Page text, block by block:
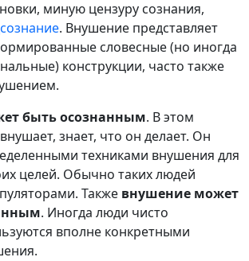
миную цензуру сознания,
. Внушение представляет
словесные (но иногда
конструкции, часто также
быть осознанным. В этом
знает, что он делает. Он
техниками внушения для
целей. Обычно таких людей
Также внушение может
. Иногда люди чисто
вполне конкретными